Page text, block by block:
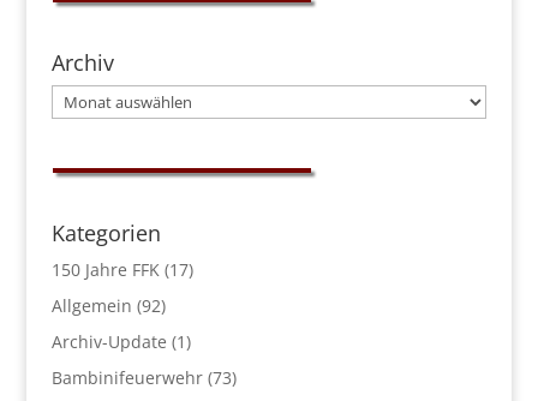
Archiv
Archiv
Kategorien
150 Jahre FFK(17)
Allgemein (92)
Archiv-Update (1)
Bambinifeuerwehr(73)